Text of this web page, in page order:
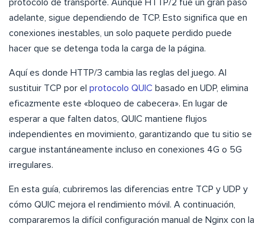
protocolo de transporte. Aunque HTTP/2 fue un gran paso
adelante, sigue dependiendo de TCP. Esto significa que en
conexiones inestables, un solo paquete perdido puede
hacer que se detenga toda la carga de la página.
Aquí es donde HTTP/3 cambia las reglas del juego. Al
sustituir TCP por el protocolo QUIC basado en UDP, elimina
eficazmente este «bloqueo de cabecera». En lugar de
esperar a que falten datos, QUIC mantiene flujos
independientes en movimiento, garantizando que tu sitio se
cargue instantáneamente incluso en conexiones 4G o 5G
irregulares.
En esta guía, cubriremos las diferencias entre TCP y UDP y
cómo QUIC mejora el rendimiento móvil. A continuación,
compararemos la difícil configuración manual de Nginx con la